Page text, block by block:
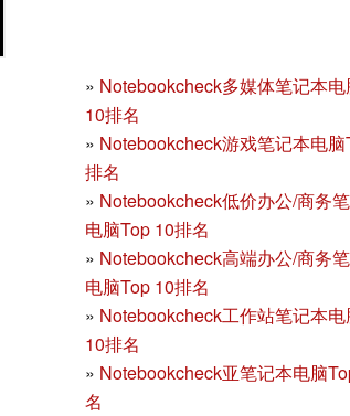
» Notebookcheck多媒体笔记本
10排名
» Notebookcheck游戏笔记本电脑
排名
» Notebookcheck低价办公/商务
电脑Top 10排名
» Notebookcheck高端办公/商务
电脑Top 10排名
» Notebookcheck工作站笔记本
10排名
» Notebookcheck亚笔记本电脑
名